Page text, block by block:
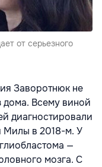
от серьезного
Заворотнюк не
дома. Всему виной
диагностировали
Милы в 2018-м. У
—
мозга. С